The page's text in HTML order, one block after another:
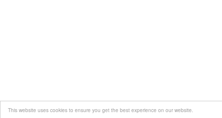
This website uses cookies to ensure you get the best experience on our website.